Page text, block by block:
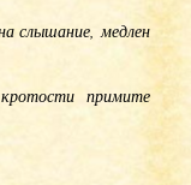
слышание, медлен
примите